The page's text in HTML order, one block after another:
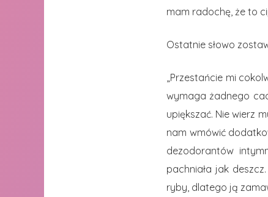
mam radochę, że to
Ostatnie słowo
„Przestańcie mi
wymaga żadnego
upiększać. Nie wierz
nam wmówić
dezodorantów
pachniała jak
ryby, dlatego ją